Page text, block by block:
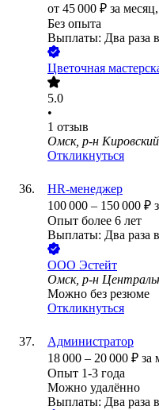
от 45 000 ₽ за месяц,
Без опыта
Выплаты: Два раза
Цветочная
5.0
•
1 отзыв
Омск, р-н Кировский
Откликнуться
HR-менеджер
100 000 – 150 000 ₽
Опыт более 6 лет
Выплаты: Два раза
ООО Эстейт
Омск, р-н
Можно без резюме
Откликнуться
Администратор
18 000 – 20 000 ₽ за
Опыт 1-3 года
Можно удалённо
Выплаты: Два раза